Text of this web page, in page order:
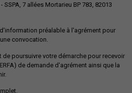
SSPA, 7 allées Mortarieu BP 783, 82013
préalable à l'agrément pour
convocation.
de poursuivre votre démarche pour recevoir
de demande d'agrément ainsi que la